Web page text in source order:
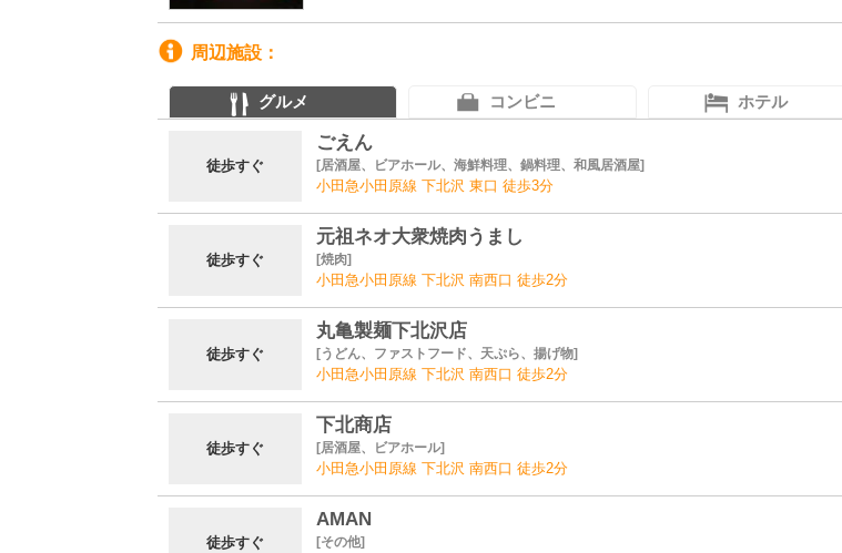
周辺施設
グルメ コンビニ ホテル
徒歩すぐ
ごえん
居酒屋、ビアホール、海鮮料理、鍋料理、和風居酒屋
小田急小田原線 下北沢 東口 徒歩3分
徒歩すぐ
元祖ネオ大衆焼肉うまし
焼肉
小田急小田原線 下北沢 南西口 徒歩2分
徒歩すぐ
丸亀製麺下北沢店
うどん、ファストフード、天ぷら、揚げ物
小田急小田原線 下北沢 南西口 徒歩2分
徒歩すぐ
下北商店
居酒屋、ビアホール
小田急小田原線 下北沢 南西口 徒歩2分
徒歩すぐ
AMAN
その他